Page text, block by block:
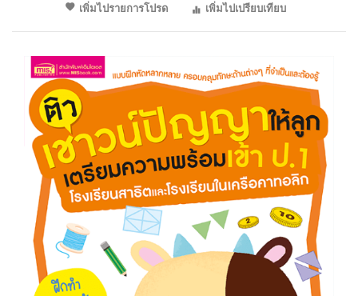
เพิ่มไปรายการโปรด
เพิ่มไปเปรียบเทียบ